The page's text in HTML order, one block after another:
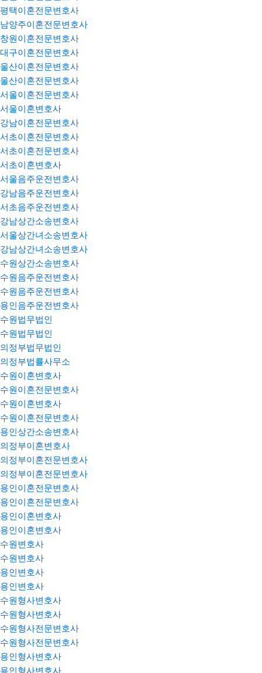
평택이혼전문변호사
남양주이혼전문변호사
창원이혼전문변호사
대구이혼전문변호사
울산이혼전문변호사
울산이혼전문변호사
서울이혼전문변호사
서울이혼변호사
강남이혼전문변호사
서초이혼전문변호사
서초이혼전문변호사
서초이혼변호사
서울음주운전변호사
강남음주운전변호사
서초음주운전변호사
강남상간소송변호사
서울상간녀소송변호사
강남상간녀소송변호사
수원상간소송변호사
수원음주운전변호사
수원음주운전변호사
용인음주운전변호사
수원법무법인
수원법무법인
의정부법무법인
의정부법률사무소
수원이혼변호사
수원이혼전문변호사
수원이혼변호사
수원이혼전문변호사
용인상간소송변호사
의정부이혼변호사
의정부이혼전문변호사
의정부이혼전문변호사
용인이혼전문변호사
용인이혼전문변호사
용인이혼변호사
용인이혼변호사
수원변호사
수원변호사
용인변호사
용인변호사
수원형사변호사
수원형사변호사
수원형사전문변호사
수원형사전문변호사
용인형사변호사
용인형사변호사